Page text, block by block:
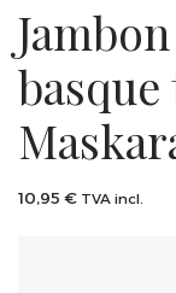
basque
10,95 € TVA incl.